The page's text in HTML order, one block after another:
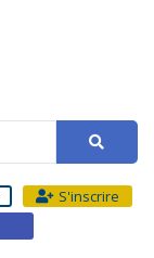
S'inscrire